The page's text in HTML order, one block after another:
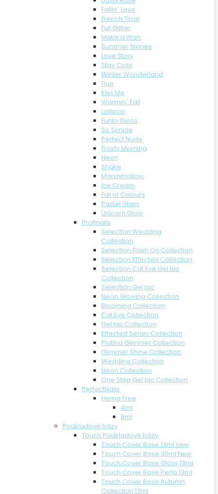
Fallin´ Love
French Time
Full Glitter
Make a Wish
Summer Stories
Love Story
Stay Cosy
Winter Wonderland
Fluo
Kiss Me
Warmin´ Fall
Lollipop
Funky Disco
So Simple
Perfect Nude
Frosty Morning
Neon
Shake
Marshmallow
Ice Cream
Full of Colours
Pastel Glam
Unicorn Glow
Profinails
Selection Wedding
Collection
Selection Flash On Collection
Selection Effected Collection
Selection Cat Eye Gel lac
Collection
Selection Gel lac
Neon Glowing Collection
Blooming Collection
Cat Eye Collection
Gel lac Collection
Effected Series Collection
Platina Glimmer Collection
Glimmer Shine Collection
Wedding Collection
Neon Collection
One Step Gel lac Collection
PerfectNails
Hema Free
4ml
8ml
Podkladové bázy
Touch Podkladové bázy
Touch Cover Base 13ml new
Touch Cover Base 30ml New
Touch Cover Base Gloss 13ml
Touch Cover Base Perla 13ml
Touch Cover Base Autumn
Collection 13ml